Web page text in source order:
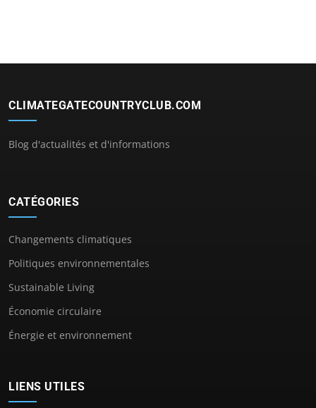
CLIMATEGATECOUNTRYCLUB.COM
Blog d'actualités et d'informations
CATÉGORIES
Changements climatiques
Politiques environnementales
Sustainable Living
Économie circulaire
Énergie et environnement
LIENS UTILES